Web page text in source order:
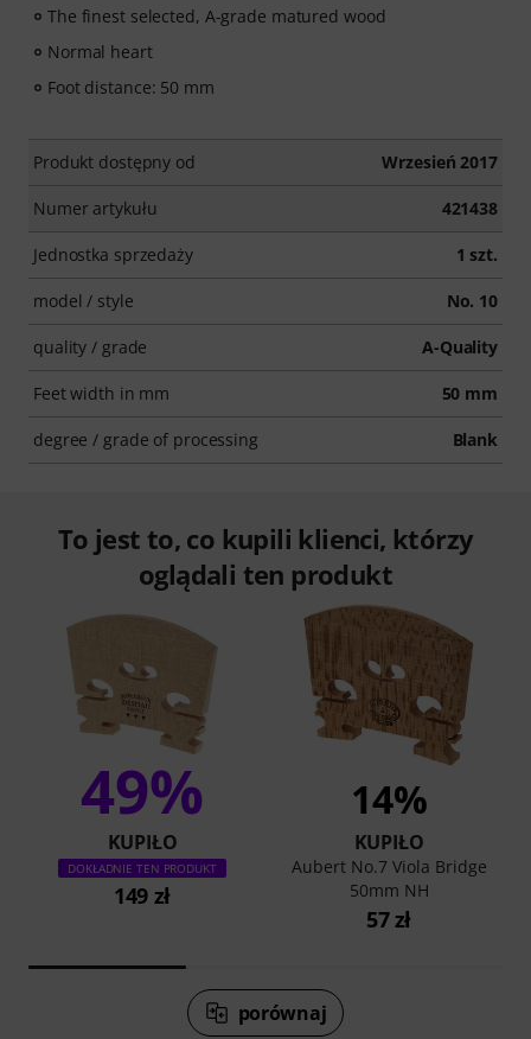
The finest selected, A-grade matured wood
Normal heart
Foot distance: 50 mm
Produkt dostępny od Wrzesień 2017
Numer artykułu 421438
Jednostka sprzedaży 1 szt.
model / style No. 10
quality / grade A-Quality
Feet width in mm 50 mm
degree / grade of processing Blank
To jest to, co kupili klienci, którzy
oglądali ten produkt
49%
KUPIŁO
DOKŁADNIE TEN PRODUKT
149 zł
14%
KUPIŁO
Aubert No.7 Viola Bridge
50mm NH
57 zł
porównaj